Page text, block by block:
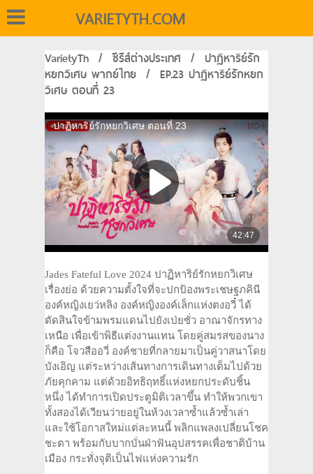
VARIETYTH.COM
VarietyTh / ซีรีส์ต่างประเทศ / ปาฏิหาริย์รัก
หยกวิเศษ พากย์ไทย / EP.23 ปาฏิหาริย์รักหยก
วิเศษ ตอนที่ 23
Jades Fateful Love 2024 ปาฏิหาริย์รักหยกวิเศษ
เรื่องย่อ ด้วยความตั้งใจที่จะปกป้องพระเชษฐภคินี
องค์หญิงเยว่หลิง องค์หญิงองค์เล็กแห่งตงอวี๋ ได้
ตัดสินใจข้ามพรมแดนไปยังเป่ยซั่ว อาณาจักรทาง
เหนือ เพื่อเข้าพิธีแต่งงานแทน โดยคู่สมรสของนาง
ก็คือ โจวสืออวี่ องค์ชายที่กลายมาเป็นคู่วาสนาโดย
บังเอิญ แต่ระหว่างเส้นทางการเดินทางเต็มไปด้วย
ภัยคุกคาม แต่ด้วยอิทธิฤทธิ์แห่งหยกประดับชิ้น
หนึ่ง ได้ทำการเปิดประตูมิติเวลาขึ้น ทำให้พวกเขา
ทั้งสองได้เวียนว่ายอยู่ในห้วงเวลาซ้ำแล้วซ้ำเล่า
และใช้โอกาสใหม่แต่ละหนนี้ พลิกแพลงเปลี่ยนโชค
ชะตา พร้อมกับบากบั่นฝ่าฟันอุปสรรคเพื่อชาติบ้าน
เมือง กระทั่งจุติเป็นไฟแห่งความรัก